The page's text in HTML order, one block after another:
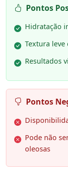
Pontos
Hidratação
Textura leve
Resultados
Pontos
Pode não
oleosas